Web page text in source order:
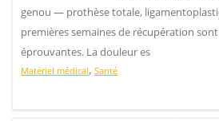
genou — prothèse totale,
premières semaines de récupération
éprouvantes. La douleur es
Matériel médical, Santé